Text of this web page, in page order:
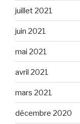
juillet 2021
juin 2021
mai 2021
avril 2021
mars 2021
décembre 2020